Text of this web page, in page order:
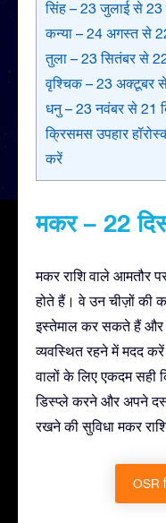
सिंह – 23 जुलाई से
कन्या – 24 अगस्त से
तुला – 23 सितंबर से
वृश्चिक – 23 अक्टूबर
धनु – 23 नवंबर से 21
क्रिसमस उपहार
करें
मकर – 22
मकर राशि वाले आमतौर पर
होते हैं। वे उन चीज़ों की
इस्तेमाल कर सकते हैं और
व्यवस्थित रहने में मदद
वालों के लिए एकदम सही
डिस्प्ले करने और अपने
रखने की सुविधा मकर
OSR